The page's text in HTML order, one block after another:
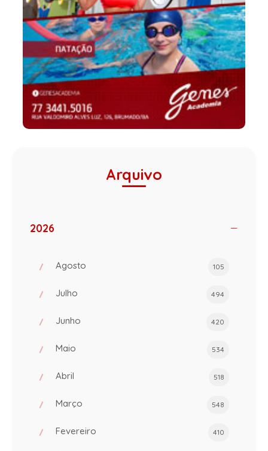
Arquivo
2026
Agosto 105
Julho 494
Junho 420
Maio 534
Abril 518
Março 548
Fevereiro 410